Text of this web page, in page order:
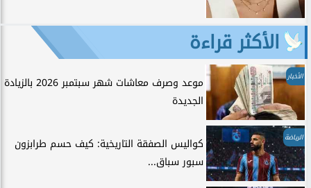
الأكثر قراءة
الأخبار
موعد وصرف معاشات شهر سبتمبر 2026 بالزيادة
الجديدة
الرياضة
كواليس الصفقة التاريخية: كيف حسم طرابزون
سبور سباق...